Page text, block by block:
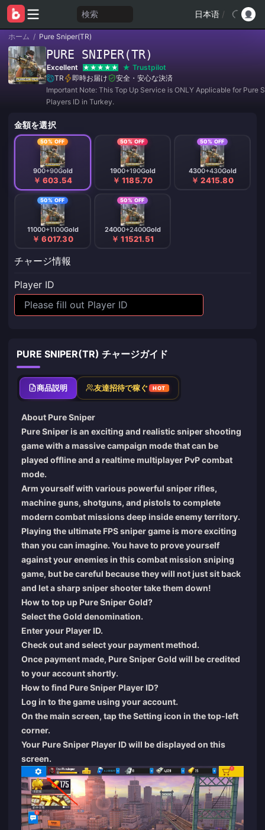
検索 日本语 /
ホーム / Pure Sniper(TR)
PURE SNIPER(TR)
Excellent
Trustpilot
TR
即時お届け
安全・安心な決済
Important Note: This Top Up Service is ONLY Applicable for Pure
Players ID in Turkey.
金額を選択
50% OFF
900+90Gold
￥ 603.54
50% OFF
1900+190Gold
￥ 1185.70
50% OFF
4300+430Gold
￥ 2415.80
50% OFF
11000+1100Gold
￥ 6017.30
50% OFF
24000+2400Gold
￥ 11521.51
チャージ情報
Player ID
PURE SNIPER(TR) チャージガイド
商品説明 友達招待で稼ぐ HOT
About Pure Sniper
Pure Sniper is an exciting and realistic sniper shooting
game with a massive campaign mode that can be
played offline and a realtime multiplayer PvP combat
mode.
Arm yourself with various powerful sniper rifles,
machine guns, shotguns, and pistols to complete
modern combat missions deep inside enemy territory.
Playing the ultimate FPS sniper game is more exciting
than you can imagine. You have to prove yourself
against your enemies in this combat mission sniping
game, but be careful because they will not just sit back
and let a sharp sniper shooter take them down!
How to top up Pure Sniper Gold?
Select the Gold denomination.
Enter your Player ID.
Check out and select your payment method.
Once payment made, Pure Sniper Gold will be credited
to your account shortly.
How to find Pure Sniper Player ID?
Log in to the game using your account.
On the main screen, tap the Setting icon in the top-left
corner.
Your Pure Sniper Player ID will be displayed on this
screen.